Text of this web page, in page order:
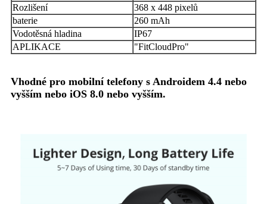
Rozlišení
368 x 448 pixelů
baterie
260 mAh
Vodotěsná hladina
IP67
APLIKACE
"FitCloudPro"
Vhodné pro mobilní telefony s Androidem 4.4 nebo
vyšším nebo iOS 8.0 nebo vyšším.